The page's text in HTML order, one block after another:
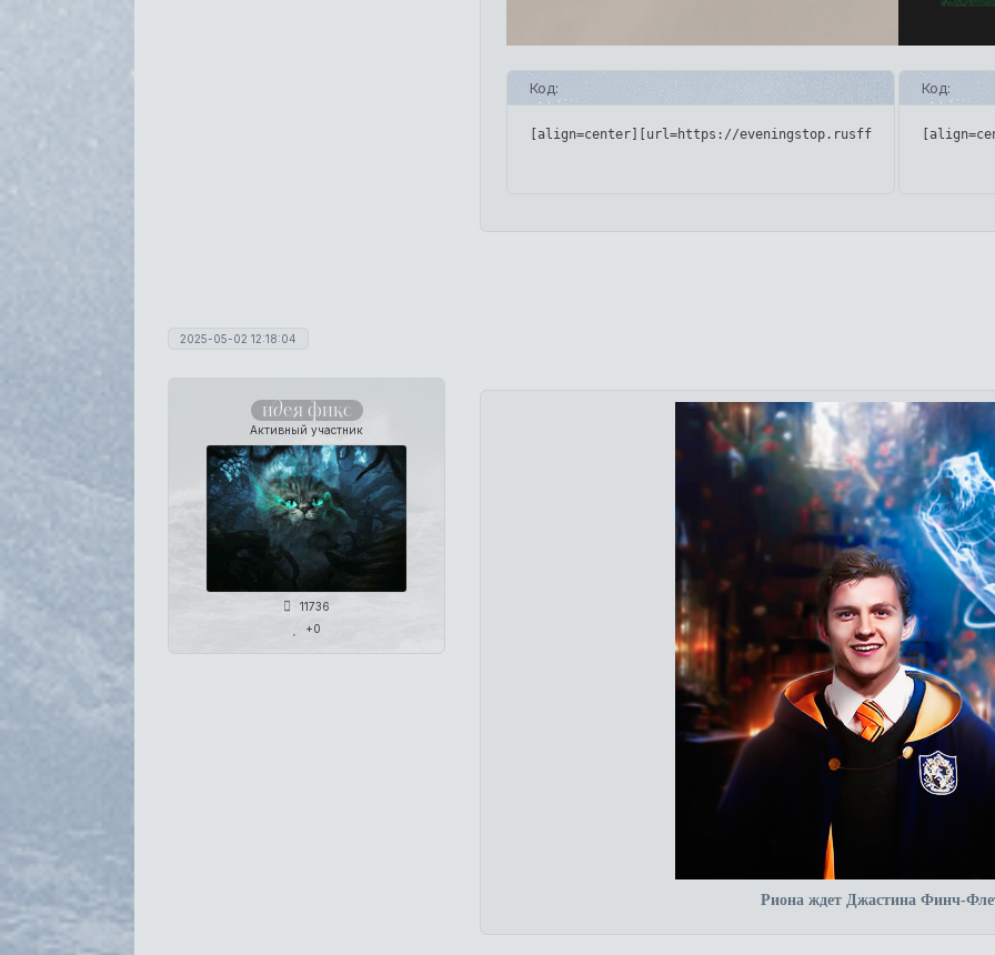
Код:
[align=center][url=https://eveningstop.rusff.me/
Код:
2025-05-02 12:18:04
идея фикс
Активный участник
11736
+0
Риона ждет Джастина Финч-